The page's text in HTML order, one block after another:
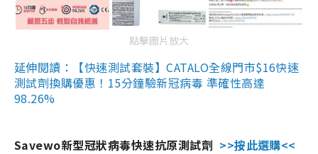
點擊圖片放大
延伸閱讀：【快速測試套裝】CATALO全線門市$16快速
測試劑換購優惠！15分鐘驗新冠病毒 準確性高達
98.26%
Savewo新型冠狀病毒快速抗原測試劑 >>按此選購<<